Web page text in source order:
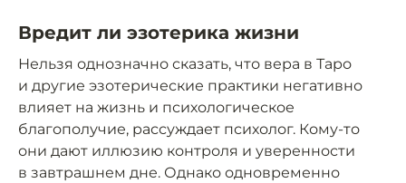
Вредит ли эзотерика жизни
Нельзя однозначно сказать, что вера в Таро
и другие эзотерические практики негативно
влияет на жизнь и психологическое
благополучие, рассуждает психолог. Кому-то
они дают иллюзию контроля и уверенности
в завтрашнем дне. Однако одновременно